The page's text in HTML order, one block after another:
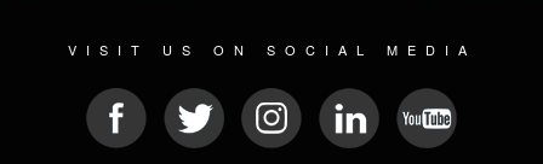
VISIT US ON SOCIAL MEDIA